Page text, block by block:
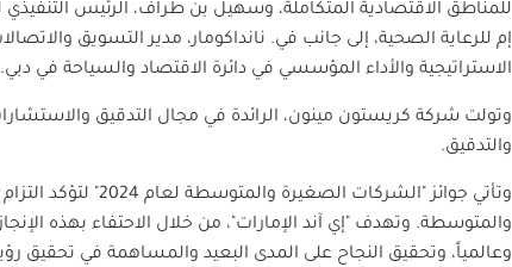
للمناطق الاقتصادية المتكاملة، وسهيل بن طراف، الرئيس
إم للرعاية الصحية، إلى جانب في. نانداكومار، مدير التسويق
الاستراتيجية والأداء المؤسسي في دائرة الاقتصاد والسياحة في دبي.
وتولت شركة كريستون مينون، الرائدة في مجال التدقيق
والتدقيق.
وتأتي جوائز
والمتوسطة. وتهدف "إي آند الإمارات"، من خلال الاحتفاء بهذه
وعالمياً، وتحقيق النجاح على المدى البعيد والمساهمة في تحقيق